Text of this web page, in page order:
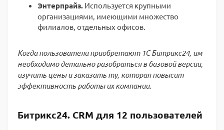
Энтерпрайз. Используется крупными
организациями, имеющими множество
филиалов, отдельных офисов.
Когда пользователи приобретают 1С Битрикс24, им
необходимо детально разобраться в базовой версии,
изучить цены и заказать ту, которая повысит
эффективность работы их компании.
Битрикс24. CRM для 12 пользователей